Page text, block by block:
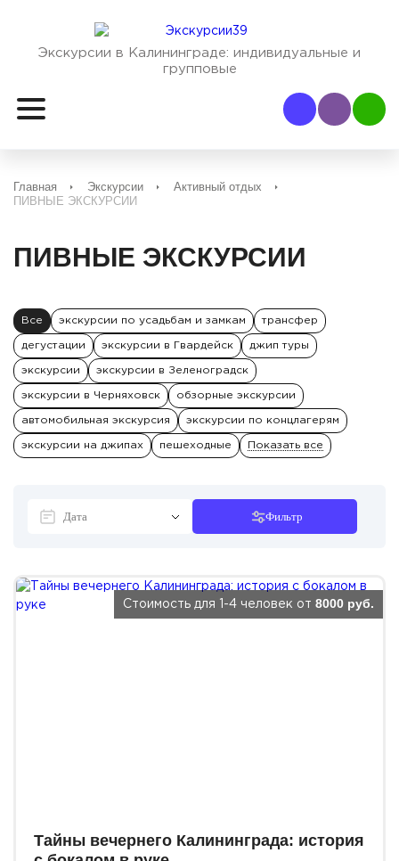
Экскурсии в Калининграде: индивидуальные и
групповые
Наш Viber
Наш
Главная Экскурсии
Активный отдых
ПИВНЫЕ ЭКСКУРСИИ
ПИВНЫЕ ЭКСКУРСИИ
Все экскурсии по усадьбам и замкам трансфер
дегустации экскурсии в Гвардейск джип туры
экскурсии экскурсии в Зеленоградск
экскурсии в Черняховск обзорные экскурсии
автомобильная экскурсия экскурсии по концлагерям
экскурсии на джипах пешеходные Показать все
Фильтр
Тайны вечернего Калининграда: история
Стоимость для 1-4 человек от 8000 руб.